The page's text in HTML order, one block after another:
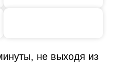
не выходя из